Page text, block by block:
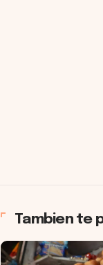
Tambien te